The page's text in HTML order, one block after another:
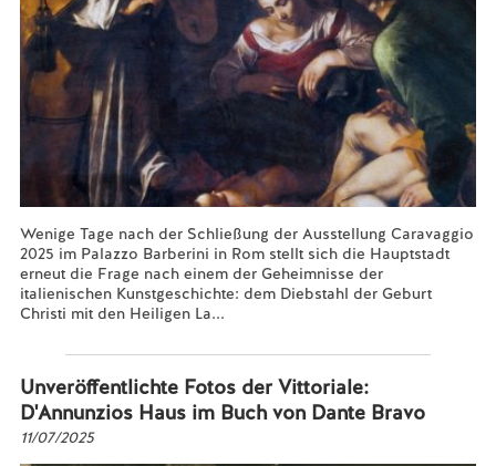
Wenige Tage nach der Schließung der Ausstellung Caravaggio
2025 im Palazzo Barberini in Rom stellt sich die Hauptstadt
erneut die Frage nach einem der Geheimnisse der
italienischen Kunstgeschichte: dem Diebstahl der Geburt
Christi mit den Heiligen La...
Unveröffentlichte Fotos der Vittoriale:
D'Annunzios Haus im Buch von Dante Bravo
11/07/2025